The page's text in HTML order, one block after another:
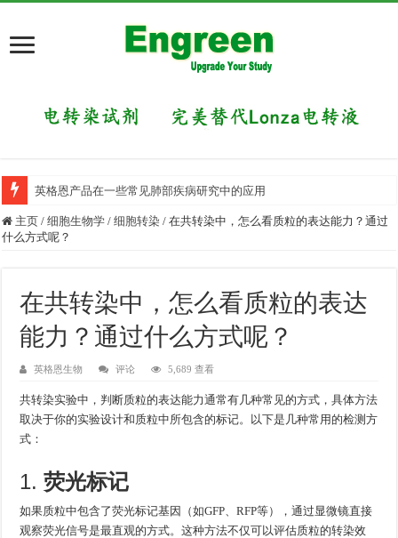
英格恩产品在一些常见肺部疾病研究中的应用
主页 / 细胞生物学 / 细胞转染 / 在共转染中，怎么看质粒的表达能力？通过
什么方式呢？
在共转染中，怎么看质粒的表达
能力？通过什么方式呢？
英格恩生物 评论 5,689 查看
共转染实验中，判断质粒的表达能力通常有几种常见的方式，具体方法
取决于你的实验设计和质粒中所包含的标记。以下是几种常用的检测方
式：
1.荧光标记
如果质粒中包含了荧光标记基因（如GFP、RFP等），通过显微镜直接
观察荧光信号是最直观的方式。这种方法不仅可以评估质粒的转染效